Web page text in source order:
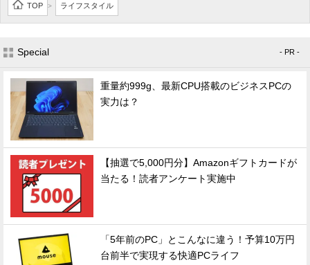
TOP > ライフスタイル
Special - PR -
重量約999g、最新CPU搭載のビジネスPCの
実力は？
【抽選で5,000円分】Amazonギフトカードが
当たる！読者アンケート実施中
「5年前のPC」とこんなに違う！予算10万円
台前半で実現する快適PCライフ